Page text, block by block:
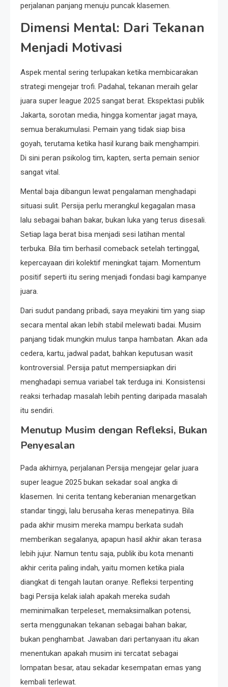
perjalanan panjang menuju puncak klasemen.
Dimensi Mental: Dari Tekanan
Menjadi Motivasi
Aspek mental sering terlupakan ketika membicarakan
strategi mengejar trofi. Padahal, tekanan meraih gelar
juara super league 2025 sangat berat. Ekspektasi publik
Jakarta, sorotan media, hingga komentar jagat maya,
semua berakumulasi. Pemain yang tidak siap bisa
goyah, terutama ketika hasil kurang baik menghampiri.
Di sini peran psikolog tim, kapten, serta pemain senior
sangat vital.
Mental baja dibangun lewat pengalaman menghadapi
situasi sulit. Persija perlu merangkul kegagalan masa
lalu sebagai bahan bakar, bukan luka yang terus disesali.
Setiap laga berat bisa menjadi sesi latihan mental
terbuka. Bila tim berhasil comeback setelah tertinggal,
kepercayaan diri kolektif meningkat tajam. Momentum
positif seperti itu sering menjadi fondasi bagi kampanye
juara.
Dari sudut pandang pribadi, saya meyakini tim yang siap
secara mental akan lebih stabil melewati badai. Musim
panjang tidak mungkin mulus tanpa hambatan. Akan ada
cedera, kartu, jadwal padat, bahkan keputusan wasit
kontroversial. Persija patut mempersiapkan diri
menghadapi semua variabel tak terduga ini. Konsistensi
reaksi terhadap masalah lebih penting daripada masalah
itu sendiri.
Menutup Musim dengan Refleksi, Bukan
Penyesalan
Pada akhirnya, perjalanan Persija mengejar gelar juara
super league 2025 bukan sekadar soal angka di
klasemen. Ini cerita tentang keberanian menargetkan
standar tinggi, lalu berusaha keras menepatinya. Bila
pada akhir musim mereka mampu berkata sudah
memberikan segalanya, apapun hasil akhir akan terasa
lebih jujur. Namun tentu saja, publik ibu kota menanti
akhir cerita paling indah, yaitu momen ketika piala
diangkat di tengah lautan oranye. Refleksi terpenting
bagi Persija kelak ialah apakah mereka sudah
meminimalkan terpeleset, memaksimalkan potensi,
serta menggunakan tekanan sebagai bahan bakar,
bukan penghambat. Jawaban dari pertanyaan itu akan
menentukan apakah musim ini tercatat sebagai
lompatan besar, atau sekadar kesempatan emas yang
kembali terlewat.